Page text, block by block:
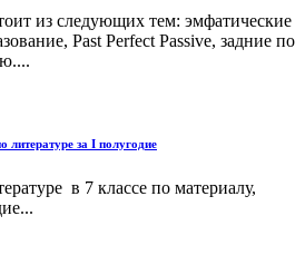
из следующих тем: эмфатические
Past Perfect Passive, задние по
литературе за I полугодие
в 7 классе по материалу,